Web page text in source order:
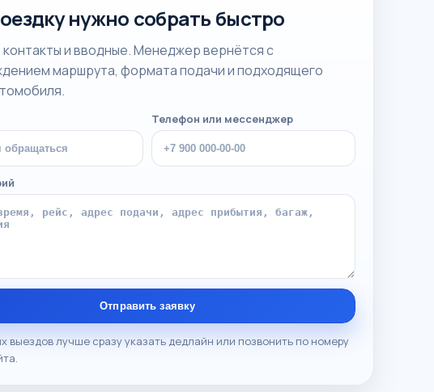
нужно собрать быстро
и вводные. Менеджер вернётся с
маршрута, формата подачи и подходящего
Телефон или мессенджер
Отправить заявку
выездов лучше сразу указать дедлайн или позвонить по номеру